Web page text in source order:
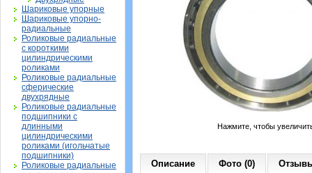
Шариковые упорные
Шариковые упорно-
радиальные
Роликовые радиальные
с короткими
цилиндрическими
роликами
Роликовые радиальные
сферические
двухрядные
Роликовые радиальные
подшипники с
длинными
цилиндрическими
роликами (игольчатые
подшипники)
Роликовые радиальные
Нажмите, чтобы
Описание Фото (0)